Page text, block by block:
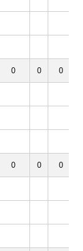
0 0 0
0 0 0